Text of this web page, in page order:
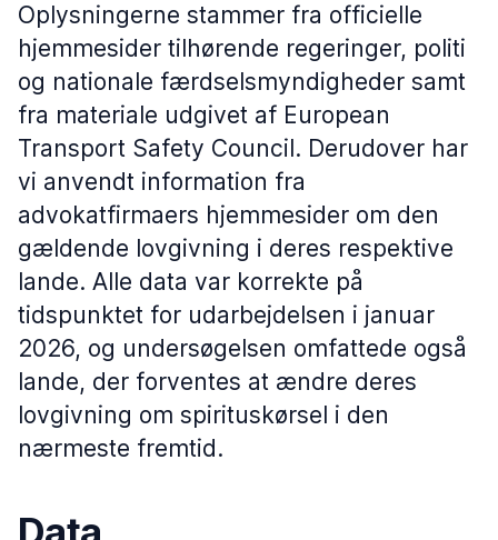
Oplysningerne stammer fra officielle
hjemmesider tilhørende regeringer, politi
og nationale færdselsmyndigheder samt
fra materiale udgivet af European
Transport Safety Council. Derudover har
vi anvendt information fra
advokatfirmaers hjemmesider om den
gældende lovgivning i deres respektive
lande. Alle data var korrekte på
tidspunktet for udarbejdelsen i januar
2026, og undersøgelsen omfattede også
lande, der forventes at ændre deres
lovgivning om spirituskørsel i den
nærmeste fremtid.